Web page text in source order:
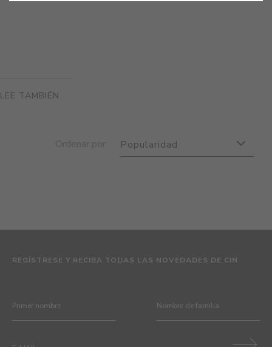
LEE TAMBIÉN
Popularidad
REGÍSTRESE Y RECIBA TODAS LAS NOVEDADES DE CIN